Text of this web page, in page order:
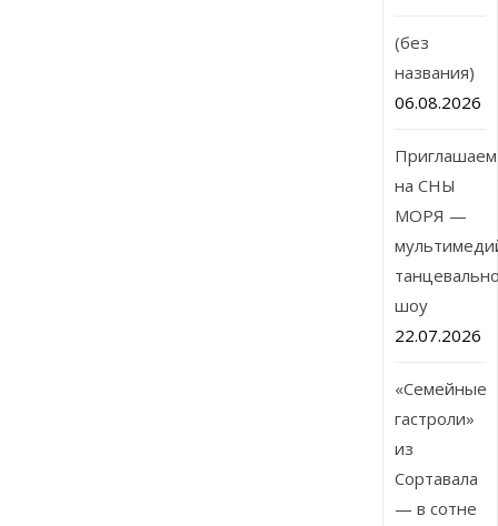
(без
названия)
06.08.2026
Приглашаем
на СНЫ
МОРЯ —
шоу
22.07.2026
«Семейные
гастроли»
из
Сортавала
— в сотне